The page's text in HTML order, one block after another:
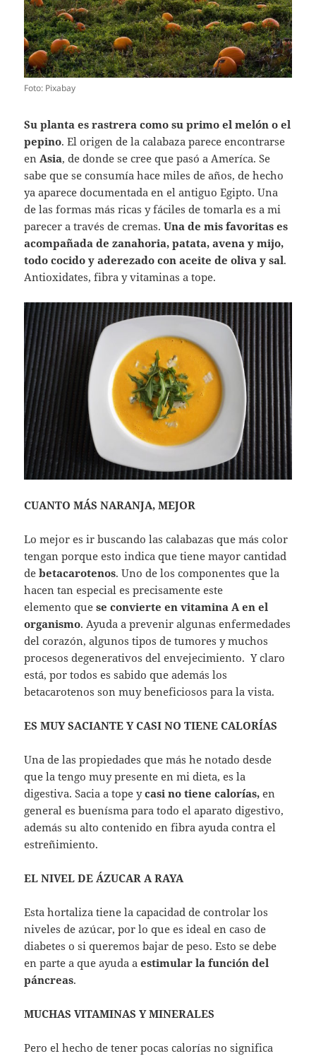
Foto: Pixabay
Su planta es rastrera como su primo el melón o el
pepino. El origen de la calabaza parece encontrarse
en Asia, de donde se cree que pasó a Ameríca. Se
sabe que se consumía hace miles de años, de hecho
ya aparece documentada en el antiguo Egipto. Una
de las formas más ricas y fáciles de tomarla es a mi
parecer a través de cremas.Una de mis favoritas es
acompañada de zanahoria, patata, avena y mijo,
todo cocido y aderezado con aceite de oliva y sal.
Antioxidates, fibra y vitaminas a tope.
CUANTO MÁS NARANJA, MEJOR
Lo mejor es ir buscando las calabazas que más color
tengan porque esto indica que tiene mayor cantidad
debetacarotenos. Uno de los componentes que la
hacen tan especial es precisamente este
elemento quese convierte en vitamina A en el
organismo. Ayuda a prevenir algunas enfermedades
del corazón, algunos tipos de tumores y muchos
procesos degenerativos del envejecimiento. Y claro
está, por todos es sabido que además los
betacarotenos son muy beneficiosos para la vista.
ES MUY SACIANTE Y CASI NO TIENE CALORÍAS
Una de las propiedades que más he notado desde
que la tengo muy presente en mi dieta, es la
digestiva. Sacia a tope ycasi no tiene calorías, en
general es buenísma para todo el aparato digestivo,
además su alto contenido en fibra ayuda contra el
estreñimiento.
EL NIVEL DE ÁZUCAR A RAYA
Esta hortaliza tiene la capacidad de controlar los
niveles de azúcar, por lo que es ideal en caso de
diabetes o si queremos bajar de peso. Esto se debe
en parte a que ayuda aestimular la función del
páncreas.
MUCHAS VITAMINAS Y MINERALES
Pero el hecho de tener pocas calorías no significa